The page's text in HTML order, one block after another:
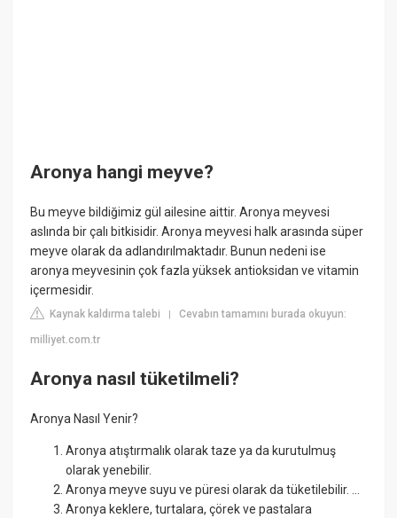
Aronya hangi meyve?
Bu meyve bildiğimiz gül ailesine aittir. Aronya meyvesi
aslında bir çalı bitkisidir. Aronya meyvesi halk arasında süper
meyve olarak da adlandırılmaktadır. Bunun nedeni ise
aronya meyvesinin çok fazla yüksek antioksidan ve vitamin
içermesidir.
Kaynak kaldırma talebi |Cevabın tamamını burada okuyun:
milliyet.com.tr
Aronya nasıl tüketilmeli?
Aronya Nasıl Yenir?
Aronya atıştırmalık olarak taze ya da kurutulmuş
olarak yenebilir.
Aronya meyve suyu ve püresi olarak da tüketilebilir. ...
Aronya keklere, turtalara, çörek ve pastalara